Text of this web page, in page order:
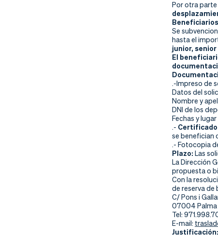
Por otra parte
Beneficiarios
Se
hasta el
junior,
El
.-Impreso de
Datos del
Nombre y
DNI de los
Fechas y
.-
se benefician
.- Fotocopia
Plazo: Las
La Dirección
propuesta o
Con la
de reserva de
C/ Pons i
07004 Palma
Tel:
E-mail:
Justificación: